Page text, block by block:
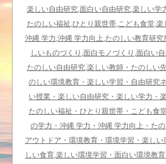
方・
考
え
方
@
た
の
し
い
教
育・
楽しい自由研究,面白い自由研究,楽しい学
たのしい福祉,ひとり親世帯,こども食堂,
沖縄 学力,沖縄 学力向上,たのしい教育研究
しいものづくり,面白モノづくり,面白い
たのしい自由研究,楽しい教師・たのしい
のしい環境教育・楽しい学習・自由研究
い授業・楽しい自由研究・楽しい学力・
たのしい福祉・ひとり親世帯・こども食
の学力・沖縄 学力・沖縄 学力向上・た
アウトドア・環境教育・環境学習・楽し
しい食育,楽しい環境学習・面白い環境教